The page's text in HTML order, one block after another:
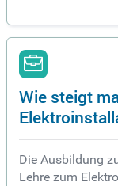
Wie steigt
Die Ausbildung
Lehre zum